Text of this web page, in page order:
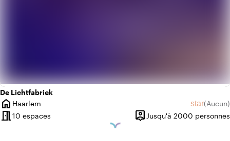
De Lichtfabriek
home
Ville
Haarlem star(Aucun)
Aucun
meeting_room10 espaces person_pin
Capacité
Jusqu'à 2000 personnes